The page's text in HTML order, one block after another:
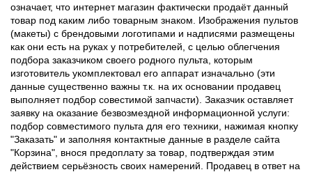
означает, что интернет магазин фактически продаёт данный
товар под каким либо товарным знаком. Изображения пультов
(макеты) с брендовыми логотипами и надписями размещены
как они есть на руках у потребителей, с целью облегчения
подбора заказчиком своего родного пульта, которым
изготовитель укомплектовал его аппарат изначально (эти
данные существенно важны т.к. на их основании продавец
выполняет подбор совестимой запчасти). Заказчик оставляет
заявку на оказание безвозмездной информационной услуги:
подбор совместимого пульта для его техники, нажимая кнопку
"Заказать" и заполняя контактные данные в разделе сайта
"Корзина", внося предоплату за товар, подтверждая этим
действием серьёзность своих намерений. Продавец в ответ на